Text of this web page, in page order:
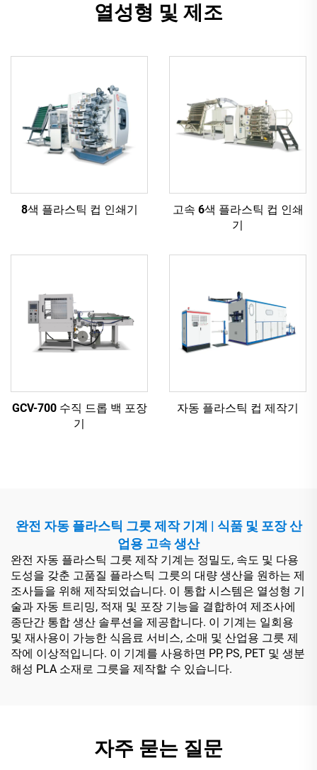
열성형 및 제조
8색 플라스틱 컵 인쇄기
고속 6색 플라스틱 컵 인쇄
기
GCV-700 수직 드롭 백 포장
기
자동 플라스틱 컵 제작기
완전 자동 플라스틱 그릇 제작 기계 | 식품 및 포장 산
업용 고속 생산
완전 자동 플라스틱 그릇 제작 기계는 정밀도, 속도 및 다용
도성을 갖춘 고품질 플라스틱 그릇의 대량 생산을 원하는 제
조사들을 위해 제작되었습니다. 이 통합 시스템은 열성형 기
술과 자동 트리밍, 적재 및 포장 기능을 결합하여 제조사에
종단간 통합 생산 솔루션을 제공합니다. 이 기계는 일회용
및 재사용이 가능한 식음료 서비스, 소매 및 산업용 그릇 제
작에 이상적입니다. 이 기계를 사용하면 PP, PS, PET 및 생분
해성 PLA 소재로 그릇을 제작할 수 있습니다.
자주 묻는 질문